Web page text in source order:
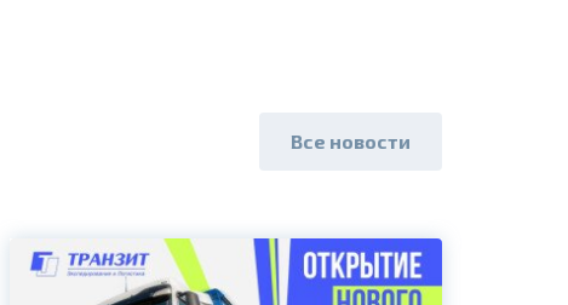
Все новости